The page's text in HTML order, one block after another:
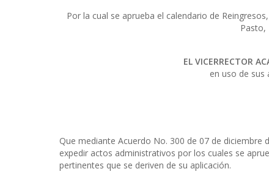
Por la cual se aprueba el calendario de
Pasto,
EL VICERRECTOR
en uso de sus
Que mediante Acuerdo No. 300 de 07 de diciembre
expedir actos administrativos por los cuales se
pertinentes que se deriven de su aplicación.